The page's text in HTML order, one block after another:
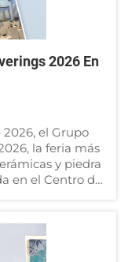
2026 En
el Grupo
la feria más
y piedra
en el Centro de